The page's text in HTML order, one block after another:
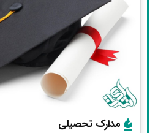
مدارک تحصیلی